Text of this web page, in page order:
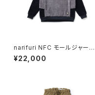
narifuri NFC モールジャージ
ーハーフジップスウェット（ NF1
220 ）
¥22,000